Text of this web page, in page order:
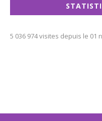
5 036 974 visites depuis le 01